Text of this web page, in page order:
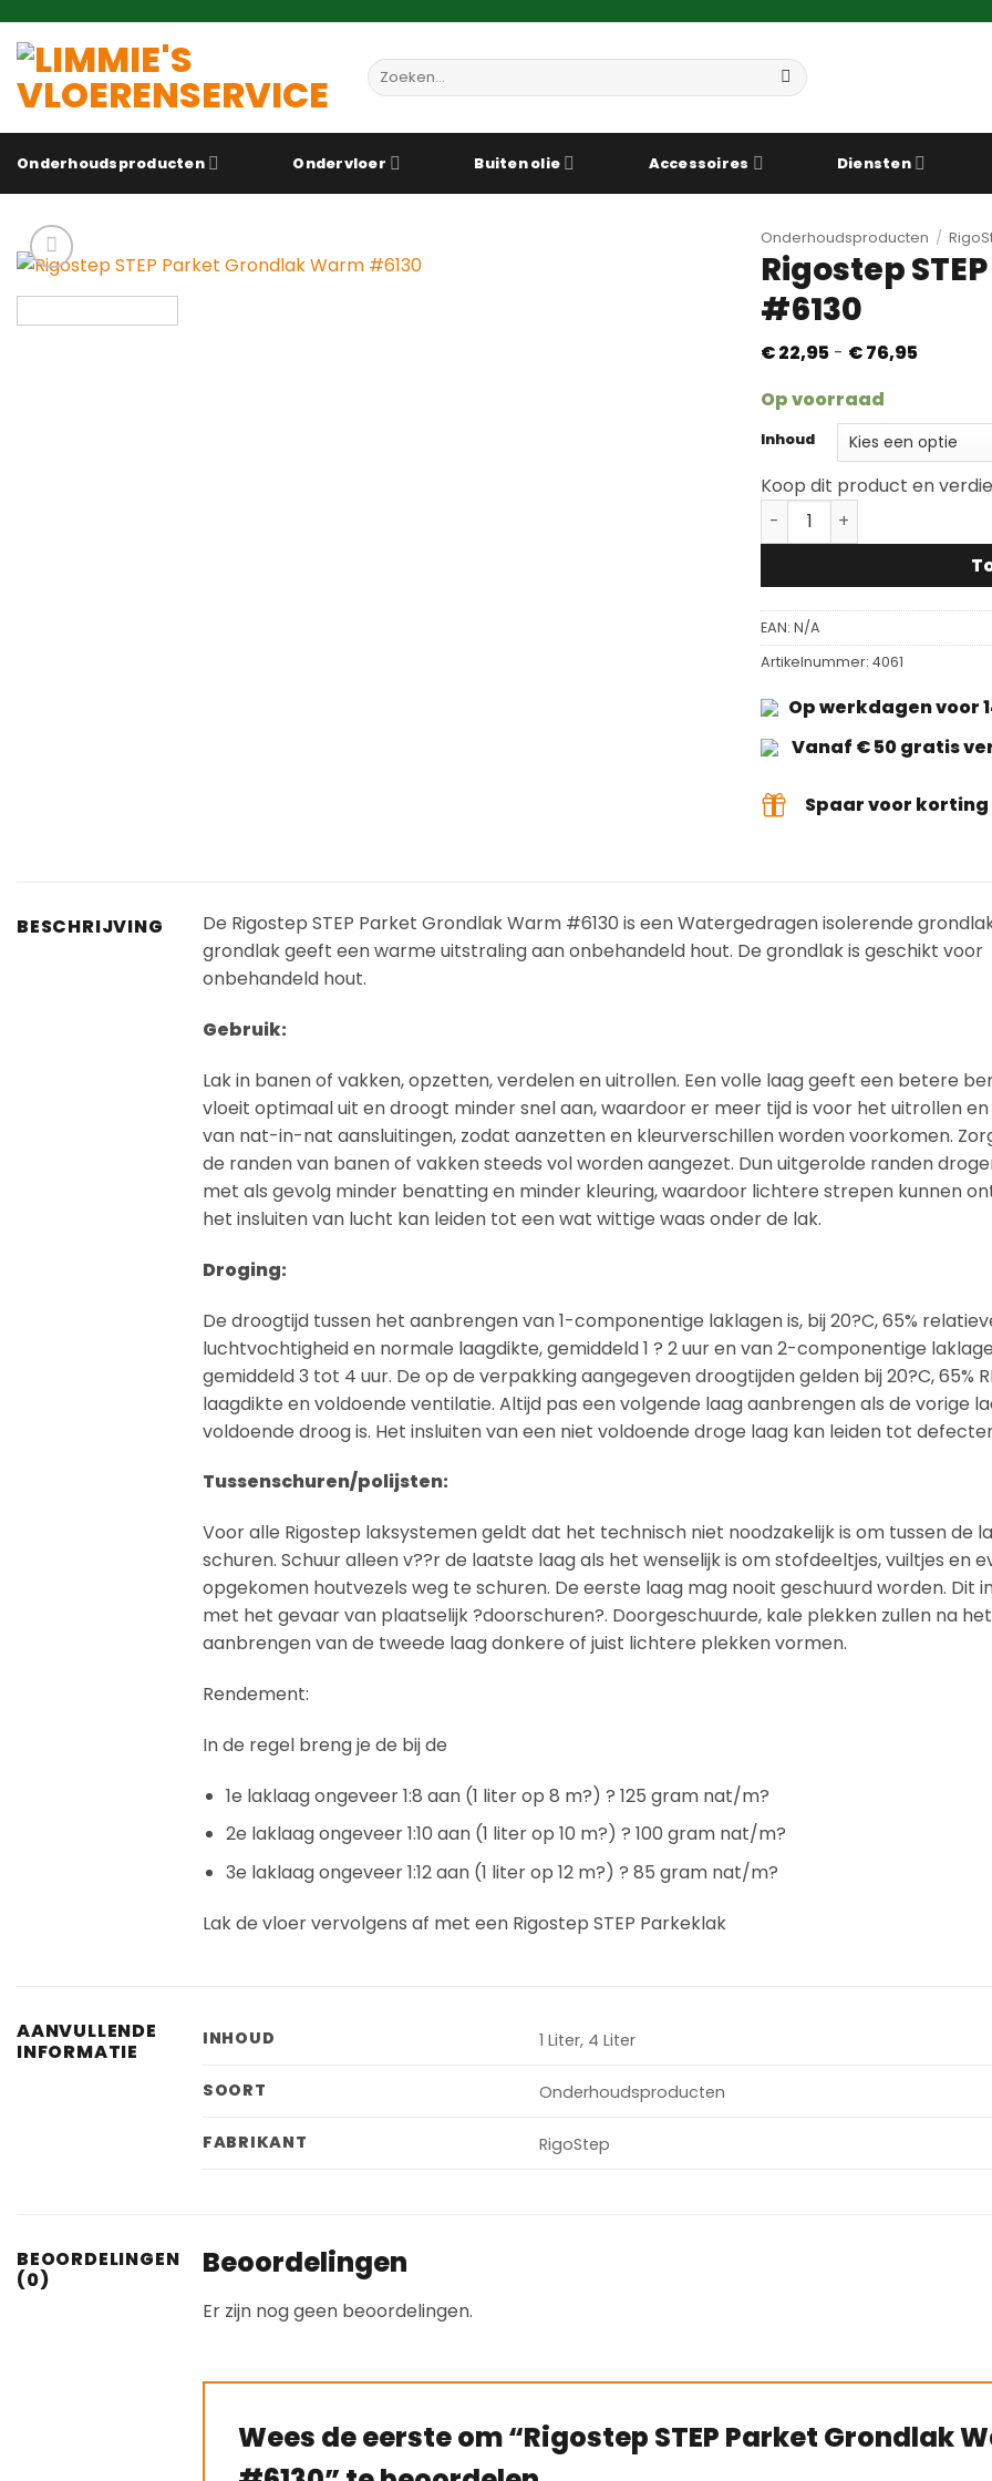
naar
inhoud
Zoeken
naar:
Onderhoudsproducten Ondervloer Buiten olie Accessoires Diensten
Onderhoudsproducten /
Rigostep
#6130
€22,95 - €76,95
Op voorraad
Inhoud
Koop dit product en
Rigostep STEP Parket
EAN: N/A
Artikelnummer: 4061
Op werkdagen voor
Vanaf € 50 gratis
Spaar voor
BESCHRIJVING
De Rigostep STEP Parket Grondlak Warm #6130 is een Watergedragen isolerende
grondlak geeft een warme uitstraling aan onbehandeld hout. De grondlak is geschikt voor
onbehandeld hout.
Gebruik:
Lak in banen of vakken, opzetten, verdelen en uitrollen. Een volle laag geeft een betere
vloeit optimaal uit en droogt minder snel aan, waardoor er meer tijd is voor het uitrollen
van nat-in-nat aansluitingen, zodat aanzetten en kleurverschillen worden voorkomen.
de randen van banen of vakken steeds vol worden aangezet. Dun uitgerolde randen
met als gevolg minder benatting en minder kleuring, waardoor lichtere strepen kunnen
het insluiten van lucht kan leiden tot een wat wittige waas onder de lak.
Droging:
De droogtijd tussen het aanbrengen van 1-componentige laklagen is, bij 20?C, 65%
luchtvochtigheid en normale laagdikte, gemiddeld 1 ? 2 uur en van 2-componentige
gemiddeld 3 tot 4 uur. De op de verpakking aangegeven droogtijden gelden bij 20?C, 65%
laagdikte en voldoende ventilatie. Altijd pas een volgende laag aanbrengen als de vorige
voldoende droog is. Het insluiten van een niet voldoende droge laag kan leiden tot
Tussenschuren/polijsten:
Voor alle Rigostep laksystemen geldt dat het technisch niet noodzakelijk is om tussen de
schuren. Schuur alleen v??r de laatste laag als het wenselijk is om stofdeeltjes, vuiltjes en
opgekomen houtvezels weg te schuren. De eerste laag mag nooit geschuurd worden. Dit
met het gevaar van plaatselijk ?doorschuren?. Doorgeschuurde, kale plekken zullen na het
aanbrengen van de tweede laag donkere of juist lichtere plekken vormen.
Rendement:
In de regel breng je de bij de
1e laklaag ongeveer 1:8 aan (1 liter op 8 m?) ? 125 gram nat/m?
2e laklaag ongeveer 1:10 aan (1 liter op 10 m?) ? 100 gram nat/m?
3e laklaag ongeveer 1:12 aan (1 liter op 12 m?) ? 85 gram nat/m?
Lak de vloer vervolgens af met een Rigostep STEP Parkeklak
AANVULLENDE
INFORMATIE
INHOUD 1 Liter, 4 Liter
SOORT Onderhoudsproducten
FABRIKANT RigoStep
BEOORDELINGEN
(0)
Beoordelingen
Er zijn nog geen beoordelingen.
Wees de eerste om “Rigostep STEP Parket Grondlak